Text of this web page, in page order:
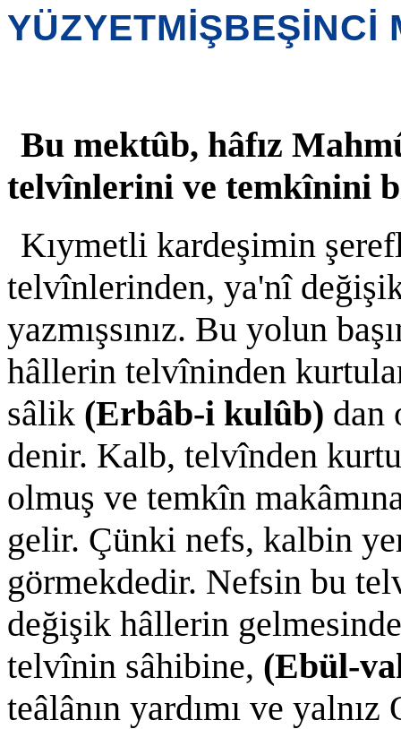
YÜZYETMİŞBEŞİNCİ
Bu mektûb, hâfız
telvînlerini ve temkînini
Kıymetli kardeşimin
telvînlerinden, ya'nî
yazmışsınız. Bu yolun
hâllerin telvîninden
sâlik (Erbâb-i kulûb) dan
denir. Kalb, telvînden
olmuş ve temkîn
gelir. Çünki nefs, kalbin
görmekdedir. Nefsin bu
değişik hâllerin
telvînin sâhibine, (Ebül-
teâlânın yardımı ve